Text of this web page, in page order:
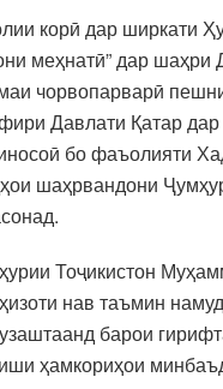
корӣ дар ширкати
меҳнатӣ” дар
чорвопарварӣ
Давлати Қатар
бо фаъолияти
шаҳрвандони
Тоҷикистон
нав таъмин
барои
ҳамкориҳои